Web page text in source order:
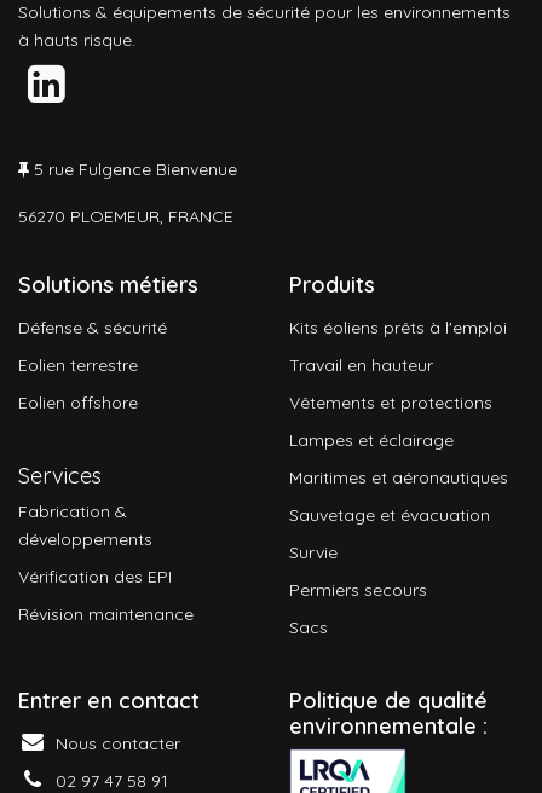
Solutions & équipements de sécurité pour les environnements
à hauts risque.
5 rue Fulgence Bienvenue
56270 PLOEMEUR, FRANCE
Solutions métiers
Défense & sécurité
Eolien terrestre
Eolien offshore
Services
Fabrication &
développements
Vérification des EPI
Révision maintenance
Produits
Kits éoliens prêts à l'emploi
Travail en hauteur
Vêtements et protections
Lampes et éclairage
Maritimes et aéronautiques
Sauvetage et évacuation
Survie
Permiers secours
Sacs
Entrer en contact
Nous contacter
02 97 47 58 91
Politique de qualité
environnementale :